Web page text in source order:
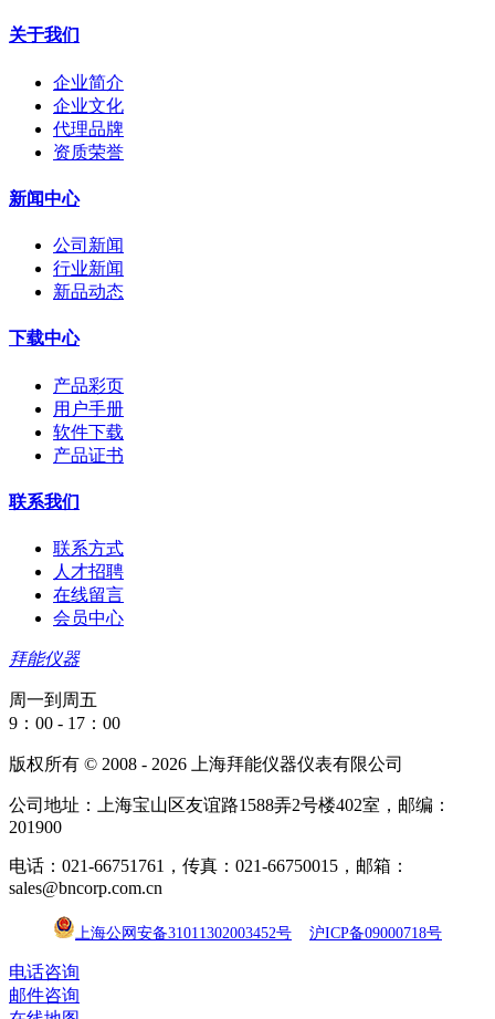
关于我们
企业简介
企业文化
代理品牌
资质荣誉
新闻中心
公司新闻
行业新闻
新品动态
下载中心
产品彩页
用户手册
软件下载
产品证书
联系我们
联系方式
人才招聘
在线留言
会员中心
拜能仪器
周一到周五
9：00 - 17：00
版权所有 © 2008 - 2026 上海拜能仪器仪表有限公司
公司地址：上海宝山区友谊路1588弄2号楼402室，邮编：
201900
电话：021-66751761，传真：021-66750015，邮箱：
sales@bncorp.com.cn
上海公网安备31011302003452号 沪ICP备09000718号
电话咨询
邮件咨询